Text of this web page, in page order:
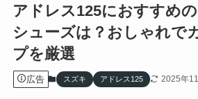
アドレス125におすすめ
シューズは？おしゃれで
プを厳選
広告 スズキ アドレス125 2025年